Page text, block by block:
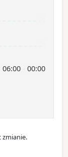
06:00 00:00
zmianie.